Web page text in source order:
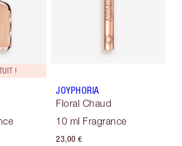
!
JOYPHORIA
Floral Chaud
10 ml Fragrance
23,00 €